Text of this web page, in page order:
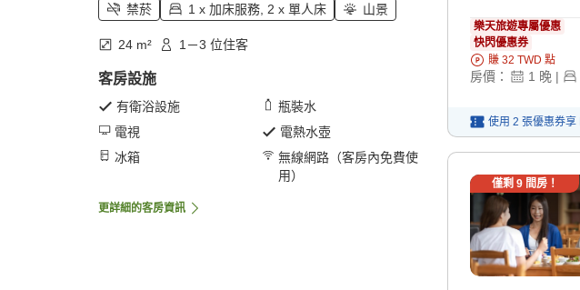
禁菸 1 x 加床服務, 2 x 單人床 山景
24 m² 1－3 位住客
客房設施
有衛浴設施
瓶裝水
電視
電熱水壺
冰箱
無線網路（客房內免費使
用）
更詳細的客房資訊
樂天旅遊專屬優惠
快閃優惠券
賺 32 TWD 點
房價： 1 晚 |
使用 2 張優惠券享
僅剩 9間房！